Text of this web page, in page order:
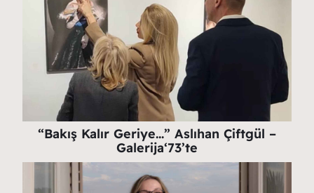
“Bakış Kalır Geriye…” Aslıhan Çiftgül –
Galerija‘73’te